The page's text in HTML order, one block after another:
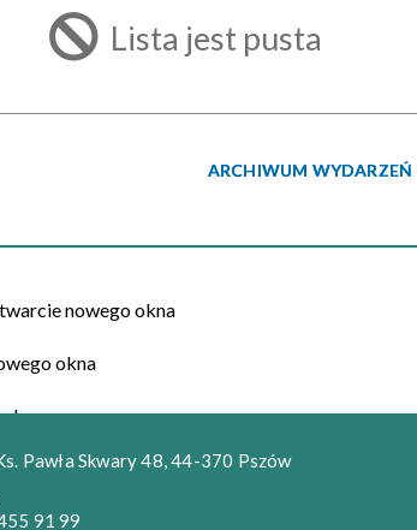
Lista jest pusta
ARCHIWUM WYDARZEŃ
Pawła Skwary 48, 44-370 Pszów
91 99